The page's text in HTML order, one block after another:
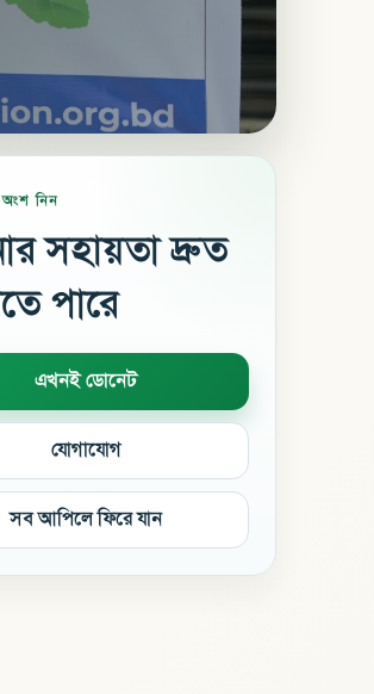
নিন
সহায়তা দ্রুত
পারে
এখনই ডোনেট
যোগাযোগ
সব আপিলে ফিরে যান